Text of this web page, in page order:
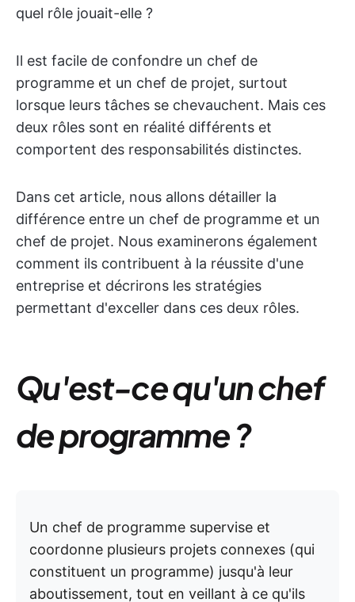
quel rôle jouait-elle ?
Il est facile de confondre un chef de
programme et un chef de projet, surtout
lorsque leurs tâches se chevauchent. Mais ces
deux rôles sont en réalité différents et
comportent des responsabilités distinctes.
Dans cet article, nous allons détailler la
différence entre un chef de programme et un
chef de projet. Nous examinerons également
comment ils contribuent à la réussite d'une
entreprise et décrirons les stratégies
permettant d'exceller dans ces deux rôles.
Qu'est-ce qu'un chef
de programme ?
Un chef de programme supervise et
coordonne plusieurs projets connexes (qui
constituent un programme) jusqu'à leur
aboutissement, tout en veillant à ce qu'ils